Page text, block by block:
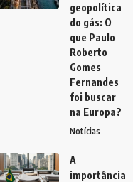
geopolítica
do gás: O
que Paulo
Roberto
Gomes
Fernandes
foi buscar
na Europa?
Notícias
A
importância